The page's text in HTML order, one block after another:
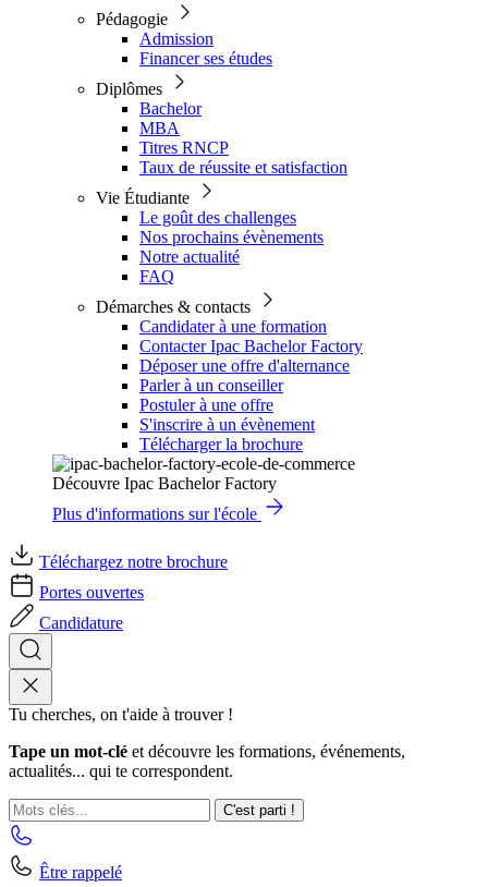
Pédagogie
Admission
Financer ses études
Diplômes
Bachelor
MBA
Titres RNCP
Taux de réussite et satisfaction
Vie Étudiante
Le goût des challenges
Nos prochains évènements
Notre actualité
FAQ
Démarches & contacts
Candidater à une formation
Contacter Ipac Bachelor Factory
Déposer une offre d'alternance
Parler à un conseiller
Postuler à une offre
S'inscrire à un évènement
Télécharger la brochure
Découvre Ipac Bachelor Factory
Plus d'informations sur l'école
Téléchargez notre brochure
Portes ouvertes
Candidature
Tu cherches, on t'aide à trouver !
Tape un mot-clé et découvre les formations, événements,
actualités... qui te correspondent.
C'est parti !
Être rappelé